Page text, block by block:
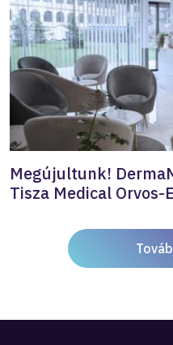
Megújultunk!
Tisza Medical Orvos-